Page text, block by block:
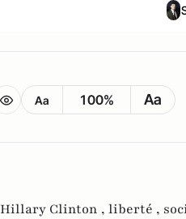
Aa 100% Aa
Hillary Clinton , liberté ,